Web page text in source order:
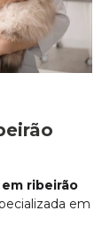
ribeirão
em